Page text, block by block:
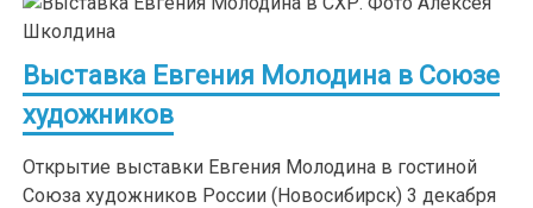
Выставка Евгения Молодина в Союзе
художников
Открытие выставки Евгения Молодина в гостиной
Союза художников России (Новосибирск) 3 декабря